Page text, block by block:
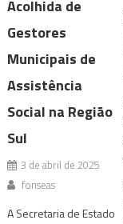
Acolhida de
Gestores
Municipais de
Assistência
Social na Região
Sul
3 de abril de 2025
fonseas
A Secretaria de Estado